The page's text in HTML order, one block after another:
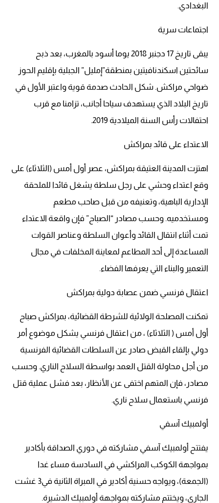
البغدادي.
اجتماعات سرية
يبقى تاريخ 17 دجنبر 2018 يوما أسود بالمغرب، بعد ذبح
سائحتين اسكندنافيتين بمنطقة”إمليل” الجبلية بإقليم الحوز
ضواحي مراكش. شكل الحادث صدمة قوية واعتبر الأول في
تاريخ البلاد الذي يستهدف سياحا أجانب، تزامنا مع قرب
احتفالات رأس السنة الميلادية 2019.
الاعتداء على قائد بمراكش
اهتزت المدينة العتيقة بمراكش، عصر أول أمس (الثلاثاء) على
وقع اعتداء وحشي على رجل سلطة يشغل قائدا للملحقة
الإدارية الباهية، وتعنيفه من قبل صاحب مطعم
ومستخدميه. وحسب مصادر “الصباح” فإن واقعة الاعتداء
تمت أثناء انتقال القائد وأعوان السلطة وعناصر القوات
المساعدة إلى أحد المطاعم لمعاينة المخلفات في مجال
التعمير والبناء التي يعرفها الفضاء.
اعتقال فرنسي ضمن عصابة دولية بمراكش
تمكنت المصلحة الولائية للشرطة القضائية، بمراكش صباح
أول أمس ( الثلاثاء) ، من اعتقال فرنسي يشكل موضوع أمر
دولي بإلقاء القبض صادر عن السلطات القضائية الفرنسية
من أجل محاولة القتل العمد بواسطة السلاح الناري. وحسب
مصادر، فإن المتهم اختفى عن الأنظار، بعد فشل عملية قتل
فرنسي باستعمال سلاح ناري.
أولمبيك آسفي
يفتتح أولمبيك آسفي مشاركته في دوري الصداقة بأكادير
بمواجهة الكوكب المراكشي في السادسة مساء غدا
(الجمعة)، ويواجه حسنية أكادير في المبراة الثانية في3 غشت
الجاري، ويختتم مشاركته بمواجهة أولمبيك الدشيرة.